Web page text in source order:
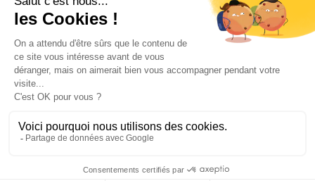
AR
This site is registered onwpml.orgas a development site. Switch to a production